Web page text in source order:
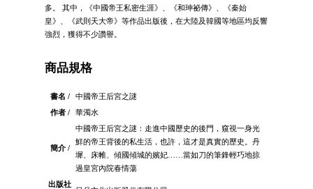
多。 其中，《中國帝王私密生涯》、《和珅祕傳》、《秦始
皇》、《武則天大帝》等作品出版後，在大陸及韓國等地區均反響
強烈，獲得不少讚譽。
商品規格
書名 /
中國帝王后宮之謎
作者 /
華濁水
簡介 /
中國帝王后宮之謎：走進中國歷史的後門，窺視一身光
鮮的帝王背後的私生活，也許，這才是真實的歷史。丹
墀、床帷、傾國傾城的嬪妃……當如刀的筆鋒輕巧地掠
過皇宮內院春情蕩
出版社